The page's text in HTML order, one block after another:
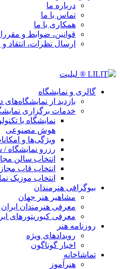
درباره ما
تماس با ما
همکاری با ما
قوانین، ضوابط و
ارسال نظرات، انتقاد و
گالری و نمایشگاه
بازدید از
خدمات برگزاری
نمایشگاه با
هوش مصنوعی
ویژگی‌ها و
رزرو نمایشگاه /
انتخاب سالن
انتخاب قاب
انتخاب موزیک
بیوگرافی هنرمندان
مشاهیر هنر جهان
معرفی هنرمندان ایران
معرفی کیوریتورهای
روزنامه هنر
رویدادهای ویژه
اخبار گوناگون
تماشاخانه
هنرآموز